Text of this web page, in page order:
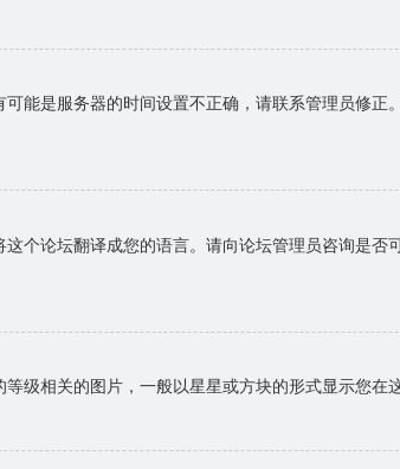
能是服务器的时间设置不正确，请联系管理员修
个论坛翻译成您的语言。请向论坛管理员咨询是
级相关的图片，一般以星星或方块的形式显示您